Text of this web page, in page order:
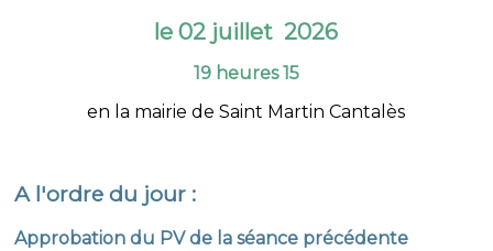
le 02 juillet 2026
19 heures 15
en la mairie de Saint Martin Cantalès
A l'ordre du jour :
Approbation du PV de la séance précédente